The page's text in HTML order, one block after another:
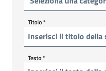
Titolo*
Testo*